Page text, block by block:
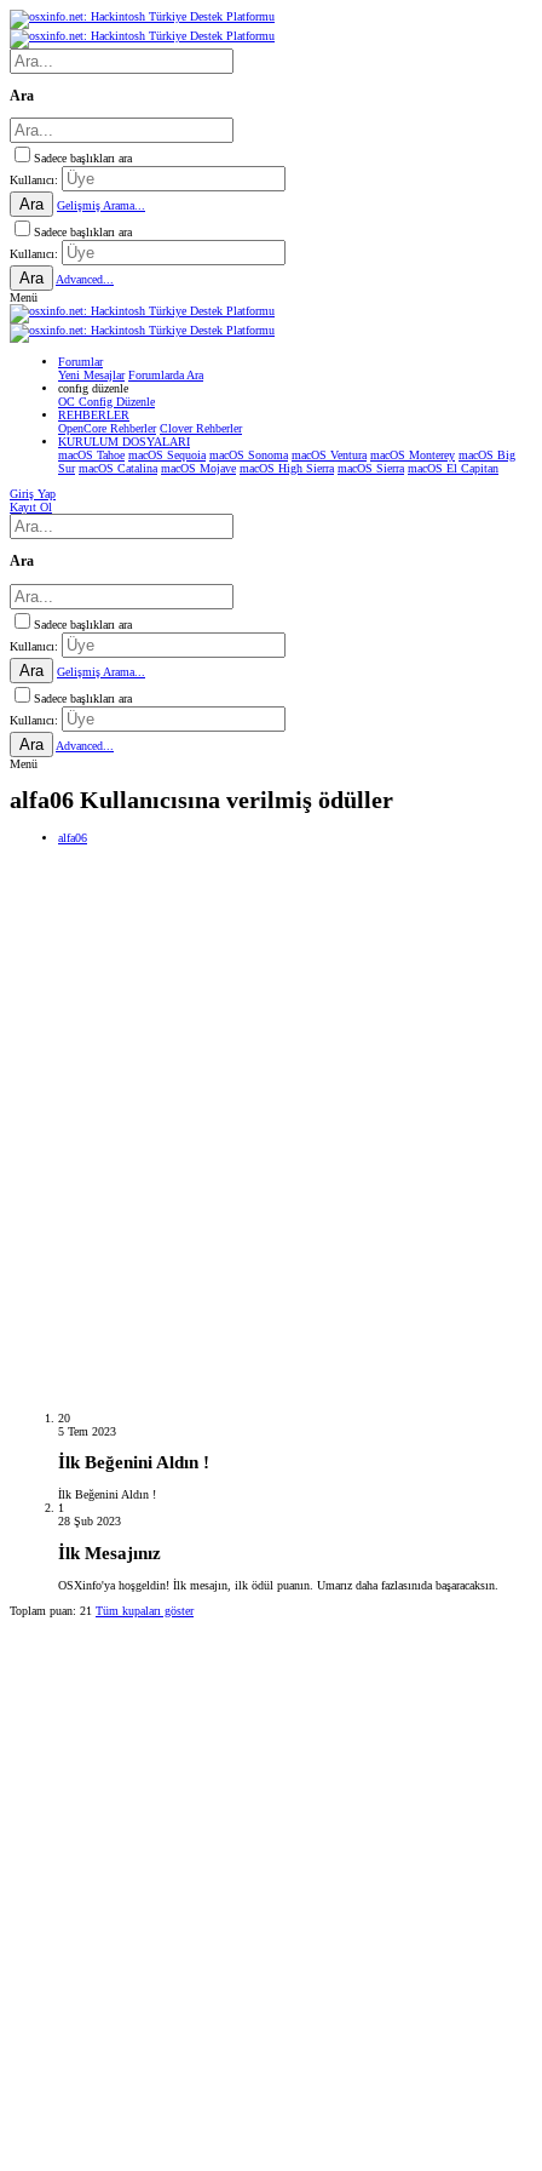
Ara
Sadece başlıkları ara
Kullanıcı:
Ara
Gelişmiş Arama...
Sadece başlıkları ara
Kullanıcı:
Ara
Advanced...
Menü
Forumlar
Yeni Mesajlar Forumlarda Ara
confıg düzenle
OC Config Düzenle
REHBERLER
OpenCore Rehberler Clover Rehberler
KURULUM DOSYALARI
macOS Tahoe macOS Sequoia macOS Sonoma macOS Ventura macOS Monterey macOS Big
Sur macOS Catalina macOS Mojave macOS High Sierra macOS Sierra macOS El Capitan
Giriş Yap
Kayıt Ol
Ara
Sadece başlıkları ara
Kullanıcı:
Ara
Gelişmiş Arama...
Sadece başlıkları ara
Kullanıcı:
Ara
Advanced...
Menü
alfa06 Kullanıcısına verilmiş ödüller
alfa06
20
5 Tem 2023
İlk Beğenini Aldın !
İlk Beğenini Aldın !
1
28 Şub 2023
İlk Mesajınız
OSXinfo'ya hoşgeldin! İlk mesajın, ilk ödül puanın. Umarız daha fazlasınıda başaracaksın.
Toplam puan: 21 Tüm kupaları göster